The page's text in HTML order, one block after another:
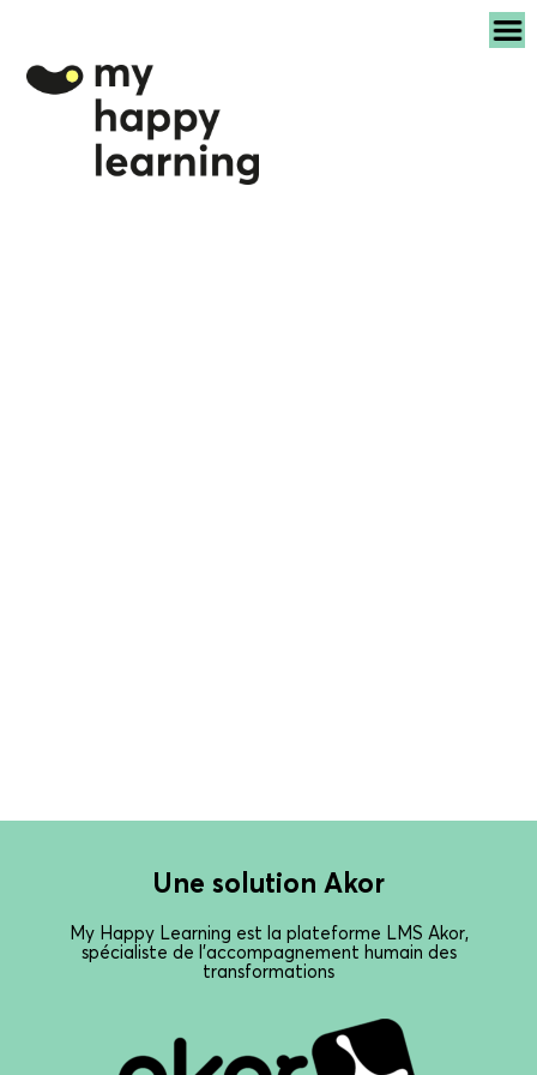
Une solution Akor
My Happy Learning est la plateforme LMS Akor,
spécialiste de l’accompagnement humain des
transformations